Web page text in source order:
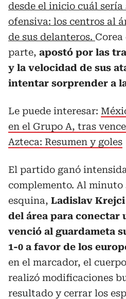
desde el inicio cuál
ofensiva: los centros al
de sus delanteros. Corea
parte, apostó por las
y la velocidad de sus
intentar sorprender a
Le puede interesar:
en el Grupo A, tras
Azteca: Resumen y goles
El partido ganó
complemento. Al
esquina, Ladislav
del área para conectar
venció al guardameta
1-0 a favor de los
en el marcador, el
realizó modificaciones
resultado y cerrar los